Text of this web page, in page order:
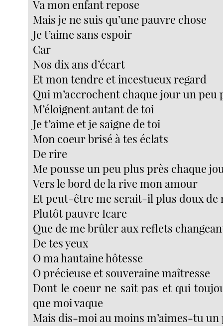
Va mon enfant repose
Mais je ne suis qu’une pauvre chose
Je t’aime sans espoir
Car
Nos dix ans d’écart
Et mon tendre et incestueux regard
Qui m’accrochent chaque jour un peu
M’éloignent autant de toi
Je t’aime et je saigne de toi
Mon coeur brisé à tes éclats
De rire
Me pousse un peu plus près chaque
Vers le bord de la rive mon amour
Et peut-être me serait-il plus doux
Plutôt pauvre Icare
Que de me brûler aux reflets
De tes yeux
O ma hautaine hôtesse
O précieuse et souveraine maîtresse
Dont le coeur ne sait pas et qui
que moi vaque
Mais dis-moi au moins m’aimes-tu un